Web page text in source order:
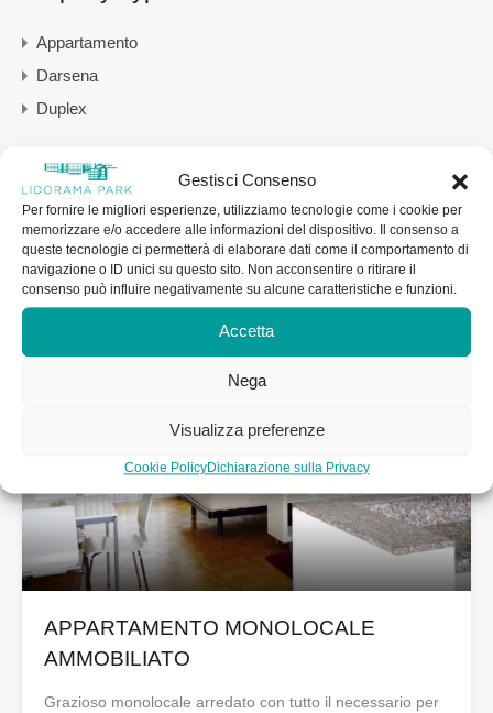
Gestisci Consenso
Per fornire le migliori esperienze, utilizziamo tecnologie come i cookie per
memorizzare e/o accedere alle informazioni del dispositivo. Il consenso a
queste tecnologie ci permetterà di elaborare dati come il comportamento di
navigazione o ID unici su questo sito. Non acconsentire o ritirare il
consenso può influire negativamente su alcune caratteristiche e funzioni.
Accetta
Nega
Visualizza preferenze
Cookie PolicyDichiarazione sulla Privacy
Appartamento
Darsena
Duplex
Featured Properties
In evidenza
APPARTAMENTO MONOLOCALE
AMMOBILIATO
Grazioso monolocale arredato con tutto il necessario per